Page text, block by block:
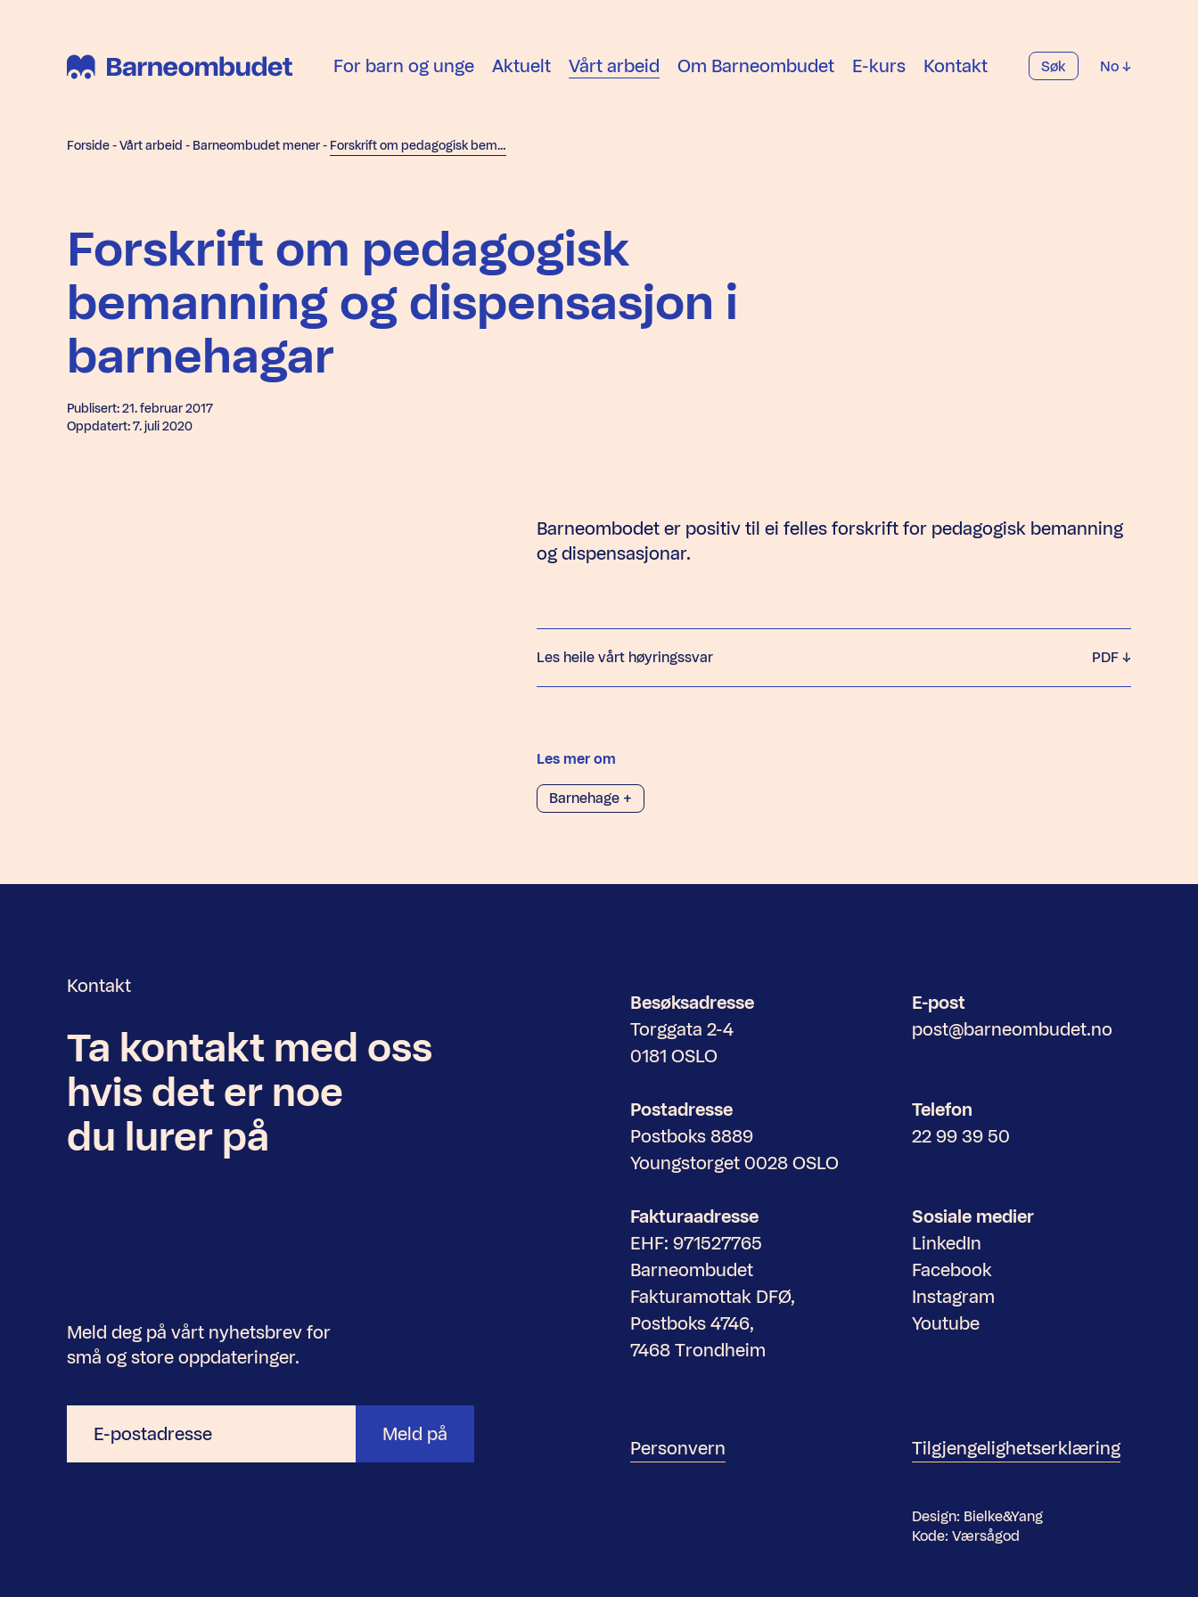
For barn og unge Aktuelt Vårt arbeid Om Barneombudet E-kurs Kontakt Søk No
Forside-Vårt arbeid - Barneombudet mener- Forskrift om pedagogisk bemanning og dispensasjon i barnehagar
Forskrift om pedagogisk
bemanning og dispensasjon i
barnehagar
Publisert: 21. februar 2017
Oppdatert: 7. juli 2020
Barneombodet er positiv til ei felles forskrift for pedagogisk bemanning
og dispensasjonar.
Les heile vårt høyringssvar PDF
Les mer om
Barnehage +
Kontakt
Nyhetsbrev
Ta kontakt med oss
hvis det er noe
du lurer på
Meld deg på vårt nyhetsbrev for
små og store oppdateringer.
postadresse
Meld på
Besøksadresse
Torggata 2-4
0181 OSLO
Postadresse
Postboks 8889
Youngstorget 0028 OSLO
Fakturaadresse
EHF: 971527765
Barneombudet
Fakturamottak DFØ,
Postboks 4746,
7468 Trondheim
Personvern
E-post
post@barneombudet.no
Telefon
22 99 39 50
Sosiale medier
LinkedIn
Facebook
Instagram
Youtube
Tilgjengelighetserklæring
Design: Bielke&Yang
Kode: Værsågod